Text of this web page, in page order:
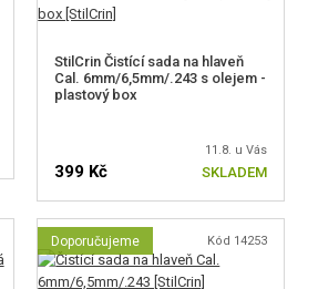
StilCrin Čistící sada na hlaveň
Cal. 6mm/6,5mm/.243 s olejem -
plastový box
11.8. u Vás
399 Kč SKLADEM
Doporučujeme Kód 14253